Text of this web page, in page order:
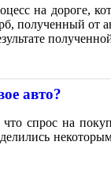
на дороге,
полученный от
авто?
спрос на